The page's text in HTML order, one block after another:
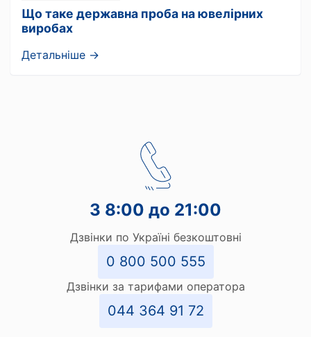
Що таке державна проба на ювелірних
виробах
Детальніше →
З 8:00 до 21:00
Дзвінки по Україні безкоштовні
0 800 500 555
Дзвінки за тарифами оператора
044 364 91 72